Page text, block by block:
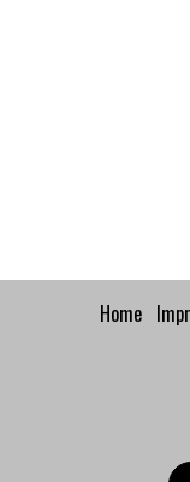
Home